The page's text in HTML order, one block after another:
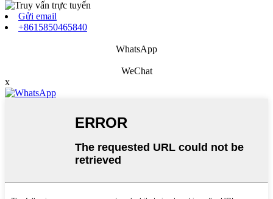
Gửi email
+8615850465840
WhatsApp
WeChat
x